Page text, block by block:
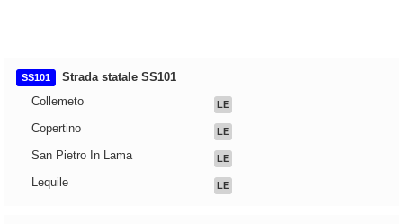
SS101
Strada statale SS101
Collemeto
LE
Copertino LE
San Pietro In Lama LE
Lequile LE